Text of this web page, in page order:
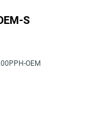
S
OEM